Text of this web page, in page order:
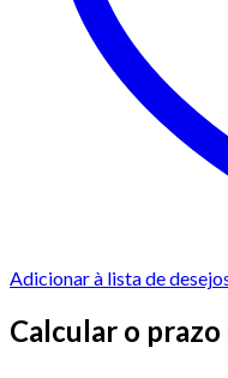
Adicionar à lista de
Calcular o